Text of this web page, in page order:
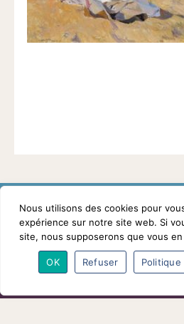
1901
ayant
une
Adhésions
Partenaires
Nous
Nous utilisons des cookies pour
expérience sur notre site web. Si
site, nous supposerons que vous
OK Refuser